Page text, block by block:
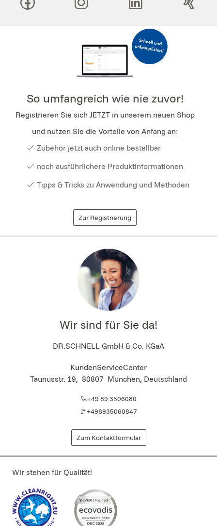
So umfangreich wie nie zuvor!
Registrieren Sie sich JETZT in unserem neuen Shop
und nutzen Sie die Vorteile von Anfang an:
Zubehör jetzt auch online bestellbar
noch ausführlichere Produktinformationen
Tipps & Tricks zu Anwendung und Methoden
Zur Registrierung
Wir sind für Sie da!
DR.SCHNELL GmbH & Co. KGaA
KundenServiceCenter
Taunusstr. 19, 80807 München, Deutschland
+49 89 3506080
+498935060847
Zum Kontaktformular
Wir stehen für Qualität!